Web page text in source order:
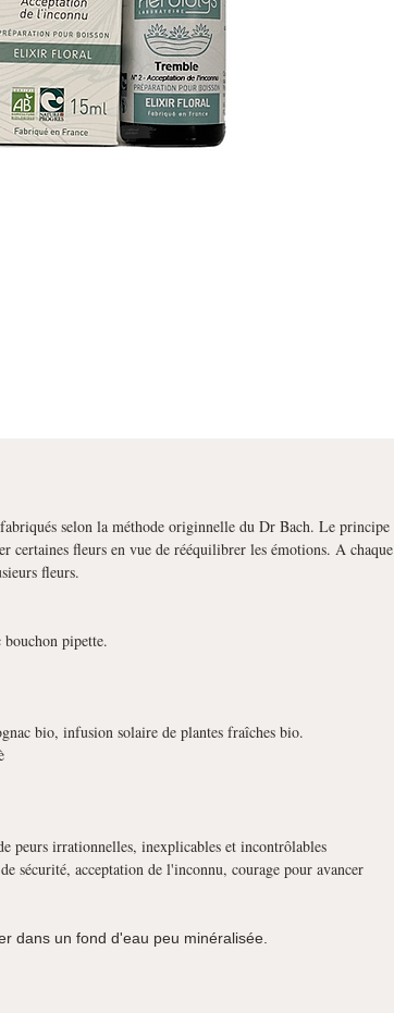
selon la méthode originnelle du Dr Bach. Le principe
certaines fleurs en vue de rééquilibrer les émotions. A chaque
fleurs.
pipette.
bio, infusion solaire de plantes fraîches bio.
peurs irrationnelles, inexplicables et incontrôlables
sécurité, acceptation de l'inconnu, courage pour avancer
dans un fond d'eau peu minéralisée.